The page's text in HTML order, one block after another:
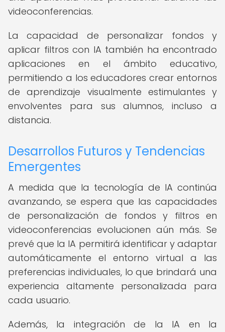
videoconferencias.
La capacidad de personalizar fondos y
aplicar filtros con IA también ha encontrado
aplicaciones en el ámbito educativo,
permitiendo a los educadores crear entornos
de aprendizaje visualmente estimulantes y
envolventes para sus alumnos, incluso a
distancia.
Desarrollos Futuros y Tendencias
Emergentes
A medida que la tecnología de IA continúa
avanzando, se espera que las capacidades
de personalización de fondos y filtros en
videoconferencias evolucionen aún más. Se
prevé que la IA permitirá identificar y adaptar
automáticamente el entorno virtual a las
preferencias individuales, lo que brindará una
experiencia altamente personalizada para
cada usuario.
Además, la integración de la IA en la